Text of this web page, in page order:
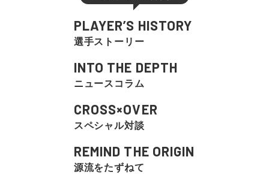
PLAYER’S HISTORY
選手ストーリー
INTO THE DEPTH
ニュースコラム
CROSS×OVER
スペシャル対談
REMIND THE ORIGIN
源流をたずねて